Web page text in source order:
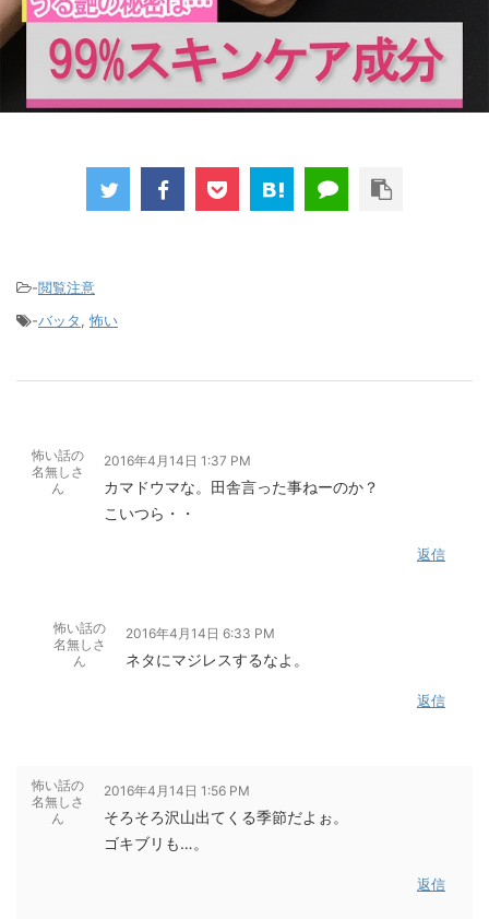
-閲覧注意
-バッタ,怖い
怖い話の
名無しさ
ん
2016年4月14日 1:37 PM
カマドウマな。田舎言った事ねーのか？
こいつら・・
返信
怖い話の
名無しさ
ん
2016年4月14日 6:33 PM
ネタにマジレスするなよ。
返信
怖い話の
名無しさ
ん
2016年4月14日 1:56 PM
そろそろ沢山出てくる季節だよぉ。
ゴキブリも…。
返信